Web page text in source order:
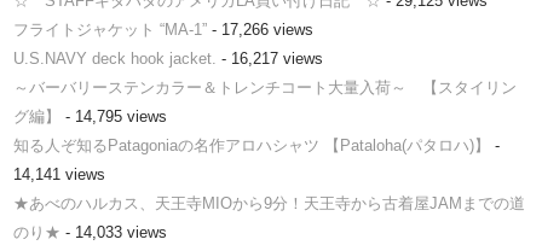
フライトジャケット “MA-1” - 17,266 views
U.S.NAVY deck hook jacket. - 16,217 views
～バーバリーステンカラー＆トレンチコート大量入荷～ 【スタイリン
グ編】
- 14,795 views
知る人ぞ知るPatagoniaの名作アロハシャツ 【Pataloha(パタロハ)】
-
14,141 views
★あべのハルカス、天王寺MIOから9分！天王寺から古着屋JAMまでの道
のり★ - 14,033 views